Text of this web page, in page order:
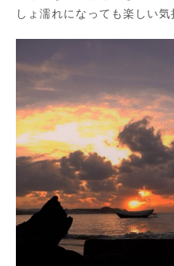
しょ濡れになっても楽しい